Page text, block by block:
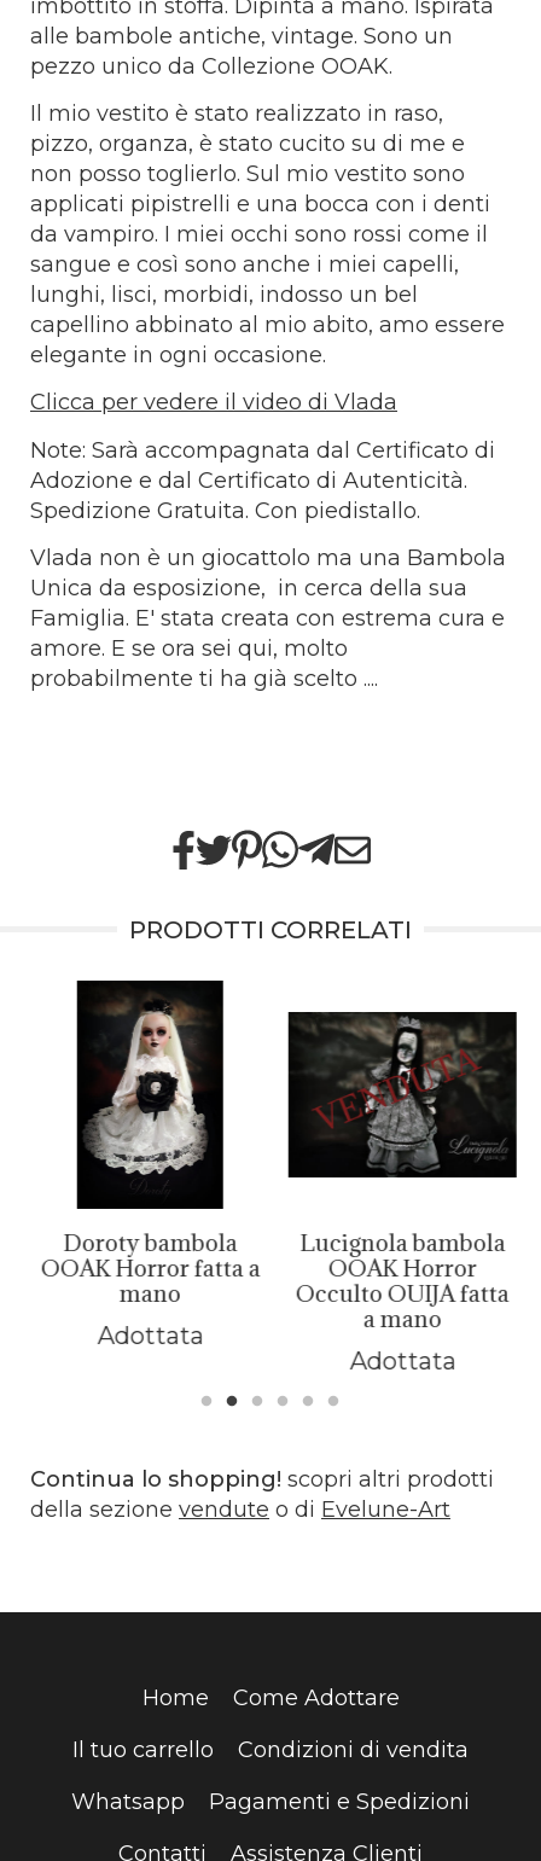
imbottito in stoffa. Dipinta a mano. Ispirata
alle bambole antiche, vintage. Sono un
pezzo unico da Collezione OOAK.
Il mio vestito è stato realizzato in raso,
pizzo, organza, è stato cucito su di me e
non posso toglierlo. Sul mio vestito sono
applicati pipistrelli e una bocca con i denti
da vampiro. I miei occhi sono rossi come il
sangue e così sono anche i miei capelli,
lunghi, lisci, morbidi, indosso un bel
capellino abbinato al mio abito, amo essere
elegante in ogni occasione.
Clicca per vedere il video di Vlada
Note: Sarà accompagnata dal Certificato di
Adozione e dal Certificato di Autenticità.
Spedizione Gratuita. Con piedistallo.
Vlada non è un giocattolo ma una Bambola
Unica da esposizione, in cerca della sua
Famiglia. E' stata creata con estrema cura e
amore. E se ora sei qui, molto
probabilmente ti ha già scelto ....
PRODOTTI CORRELATI
Doroty bambola
OOAK Horror fatta a
mano
Adottata
Lucignola bambola
OOAK Horror
Occulto OUIJA fatta
a mano
Adottata
Continua lo shopping! scopri altri prodotti
della sezione vendute o di Evelune-Art
Home
Come Adottare
Il tuo carrello
Condizioni di vendita
Whatsapp
Pagamenti e Spedizioni
Contatti
Assistenza Clienti